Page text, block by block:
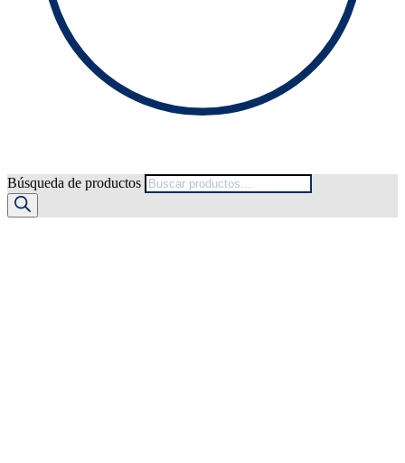
Búsqueda de productos